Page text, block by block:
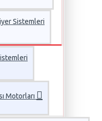
Sistemleri
Motorları